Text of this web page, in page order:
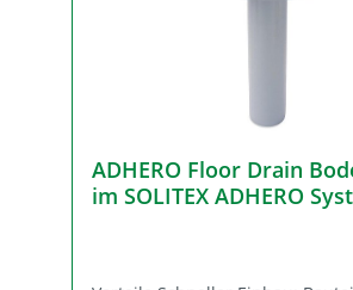
ADHERO Floor Drain
im SOLITEX ADHERO